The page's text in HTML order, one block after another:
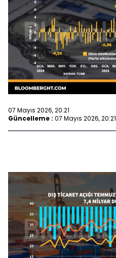
07 Mayıs 2026, 20:21
Güncelleme : 07 Mayıs 2026, 20:21